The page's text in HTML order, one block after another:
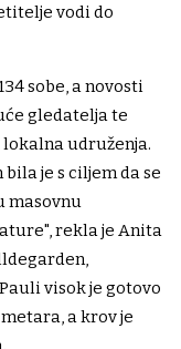
vodi do
sobe, a novosti
gledatelja te
udruženja.
je s ciljem da se
masovnu
rekla je Anita
visok je gotovo
a krov je